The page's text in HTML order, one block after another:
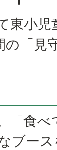
東小
「見
「食
ブー